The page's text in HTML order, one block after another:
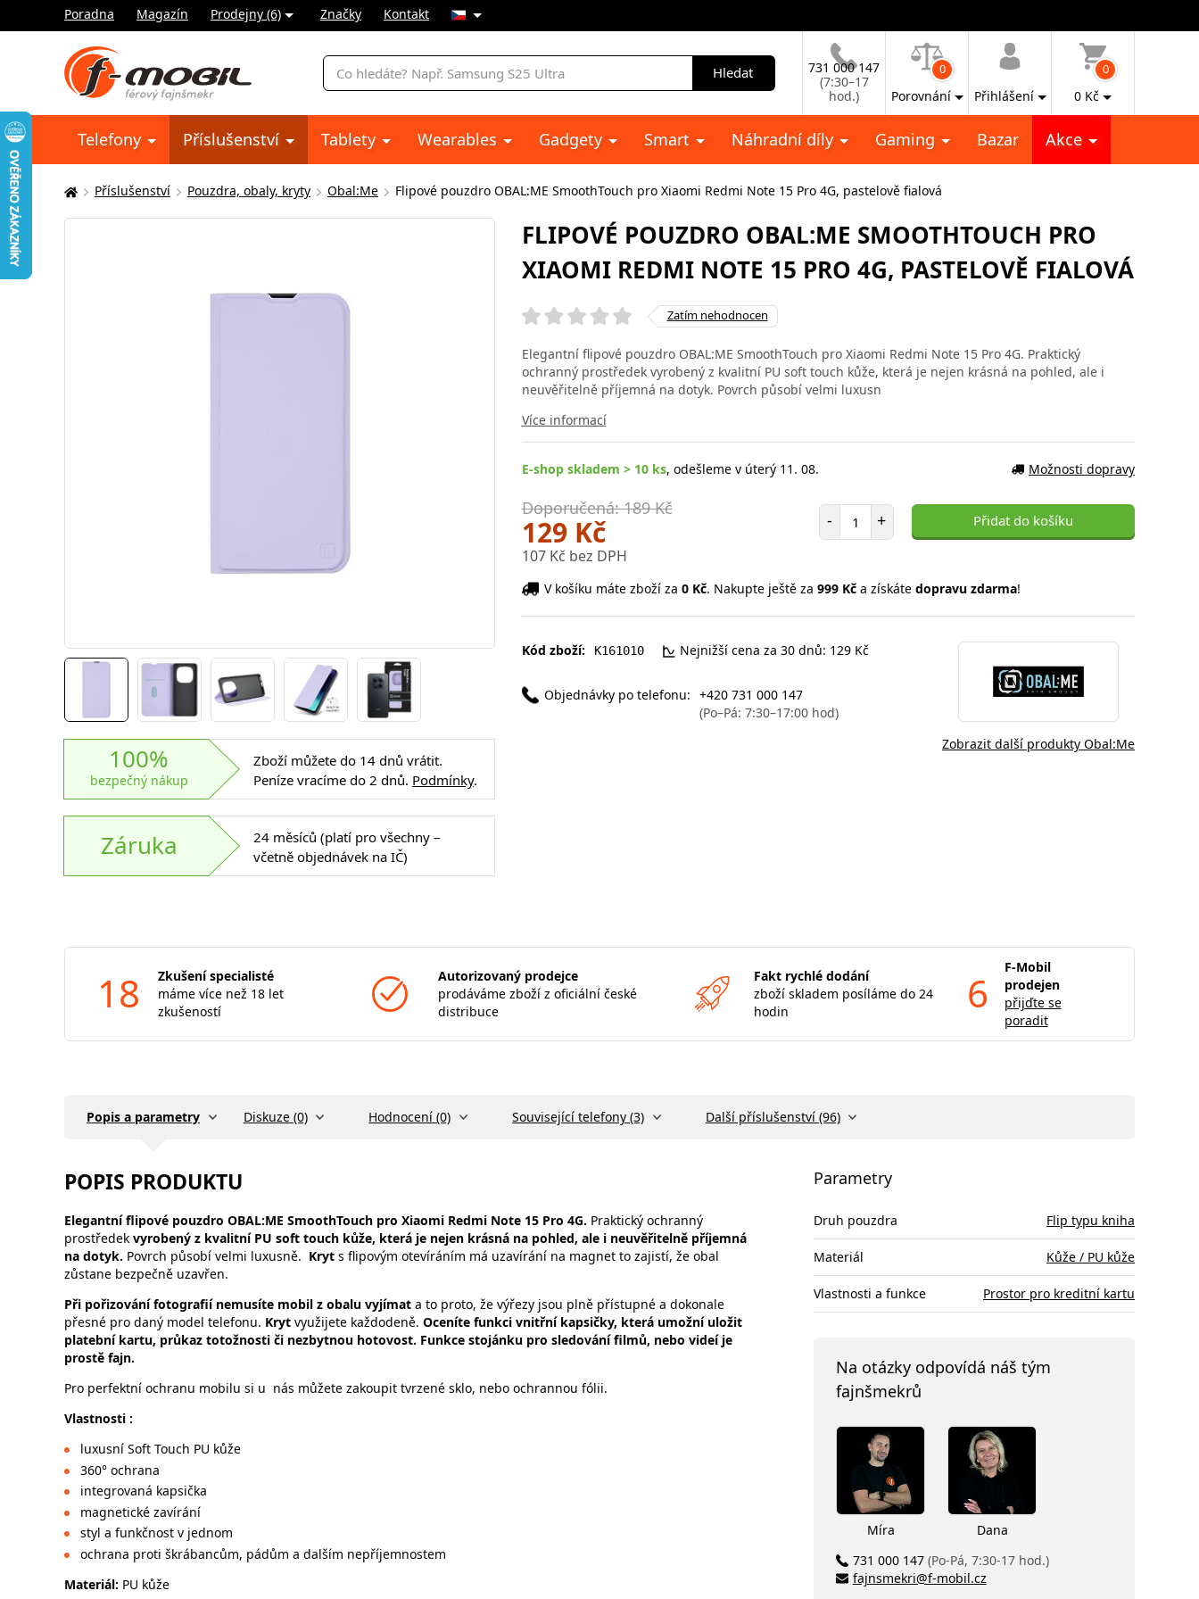
Poradna Magazín Prodejny (6) Značky Kontakt
Vyhledávání
Hledat
731 000 147
(7:30–17
hod.)
0
Porovnání Přihlášení
0
0 Kč
Telefony Příslušenství Tablety Wearables Gadgety Smart Náhradní díly Gaming Bazar Akce
Zde
se
Příslušenství Pouzdra, obaly, kryty Obal:Me Flipové pouzdro OBAL:ME SmoothTouch pro Xiaomi Redmi Note 15 Pro 4G, pastelově fialová
100%
bezpečný nákup
Zboží můžete do 14 dnů vrátit.
Peníze vracíme do 2 dnů. Podmínky.
Záruka
24 měsíců (platí pro všechny –
včetně objednávek na IČ)
FLIPOVÉ POUZDRO OBAL:ME SMOOTHTOUCH PRO
XIAOMI REDMI NOTE 15 PRO 4G, PASTELOVĚ FIALOVÁ
Zatím nehodnocen
Elegantní flipové pouzdro OBAL:ME SmoothTouch pro Xiaomi Redmi Note 15 Pro 4G. Praktický
ochranný prostředek vyrobený z kvalitní PU soft touch kůže, která je nejen krásná na pohled, ale i
neuvěřitelně příjemná na dotyk. Povrch působí velmi luxusn
Více informací
E-shop skladem > 10 ks, odešleme v úterý 11. 08. Možnosti dopravy
Doporučená: 189 Kč
129 Kč
107 Kč bez DPH
- Počet položek
+ Přidat do košíku
V košíku máte zboží za 0 Kč. Nakupte ještě za 999 Kča získáte dopravu zdarma!
Kód zboží: K161010 Nejnižší cena za 30 dnů: 129 Kč
Objednávky po telefonu: +420 731 000 147
(Po–Pá: 7:30–17:00 hod)
Zobrazit další produkty Obal:Me
18
Zkušení specialisté
máme více než 18 let
zkušeností
Autorizovaný prodejce
prodáváme zboží z oficiální české
distribuce
Fakt rychlé dodání
zboží skladem posíláme do 24
hodin
6
F-Mobil
prodejen
přijďte se
poradit
Popis a parametry Diskuze (0) Hodnocení (0) Související telefony (3) Další příslušenství (96)
POPIS PRODUKTU
Elegantní flipové pouzdro OBAL:ME SmoothTouch pro Xiaomi Redmi Note 15 Pro 4G. Praktický ochranný
prostředek vyrobený z kvalitní PU soft touch kůže, která je nejen krásná na pohled, ale i neuvěřitelně příjemná
na dotyk. Povrch působí velmi luxusně. Kryt s flipovým otevíráním má uzavírání na magnet to zajistí, že obal
zůstane bezpečně uzavřen.
Při pořizování fotografií nemusíte mobil z obalu vyjímat a to proto, že výřezy jsou plně přístupné a dokonale
přesné pro daný model telefonu. Kryt využijete každodeně. Oceníte funkci vnitřní kapsičky, která umožní uložit
platební kartu, průkaz totožnosti či nezbytnou hotovost. Funkce stojánku pro sledování filmů, nebo videí je
prostě fajn.
Pro perfektní ochranu mobilu si u nás můžete zakoupit tvrzené sklo, nebo ochrannou fólii.
Vlastnosti :
luxusní Soft Touch PU kůže
360° ochrana
integrovaná kapsička
magnetické zavírání
styl a funkčnost v jednom
ochrana proti škrábancům, pádům a dalším nepříjemnostem
Materiál: PU kůže
Parametry
Druh pouzdra Flip typu kniha
Materiál Kůže / PU kůže
Vlastnosti a funkce Prostor pro kreditní kartu
Na otázky odpovídá náš tým
fajnšmekrů
Míra
Dana
731 000 147 (Po-Pá, 7:30-17 hod.)
fajnsmekri@f-mobil.cz